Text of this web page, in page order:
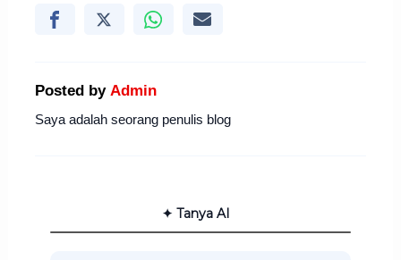
Posted by Admin
Saya adalah seorang penulis blog
✦ Tanya AI